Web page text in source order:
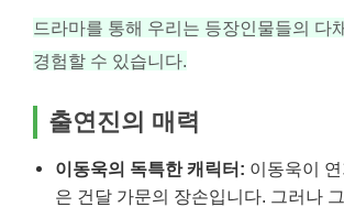
드라마를 통해 우리는 등장인물들의 다
경험할 수 있습니다.
출연진의 매력
이동욱의 독특한 캐릭터: 이동욱이
은 건달 가문의 장손입니다. 그러나